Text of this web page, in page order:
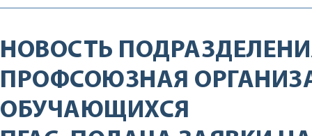
НОВОСТЬ
ПРОФСОЮЗНАЯ
ОБУЧАЮЩИХСЯ